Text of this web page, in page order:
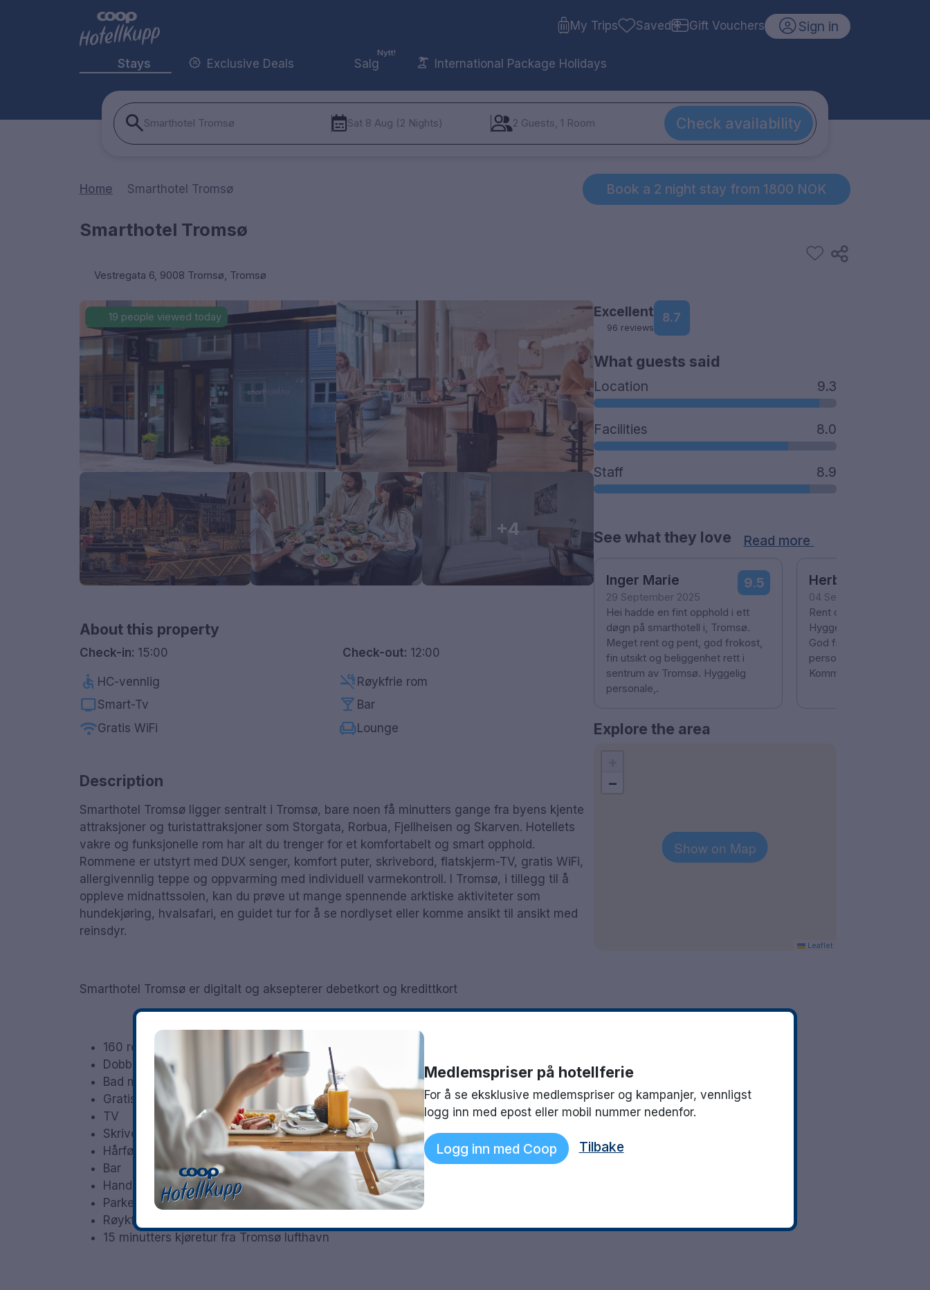
My Trips Saved Gift Vouchers Sign in
Stays Exclusive Deals
Nytt!
Salg International Package Holidays
Smarthotel Tromsø Sat 8 Aug (2 Nights) 2 Guests, 1 Room Check availability
Home Smarthotel Tromsø Book a 2 night stay from 1800 NOK
Smarthotel Tromsø
Vestregata 6, 9008 Tromsø, Tromsø
19 people viewed today
+4
About this property
Check-in: 15:00 Check-out: 12:00
accessible HC-vennlig smoke_free Røykfrie rom
tv Smart-Tv local_bar Bar
wifiGratis WiFi chairLounge
Description
Smarthotel Tromsø ligger sentralt i Tromsø, bare noen få minutters gange fra byens kjente
attraksjoner og turistattraksjoner som Storgata, Rorbua, Fjellheisen og Skarven. Hotellets
vakre og funksjonelle rom har alt du trenger for et komfortabelt og smart opphold.
Rommene er utstyrt med DUX senger, komfort puter, skrivebord, flatskjerm-TV, gratis WiFi,
allergivennlig teppe og oppvarming med individuell varmekontroll. I Tromsø, i tillegg til å
oppleve midnattssolen, kan du prøve ut mange spennende arktiske aktiviteter som
hundekjøring, hvalsafari, en guidet tur for å se nordlyset eller komme ansikt til ansikt med
reinsdyr.
Smarthotel Tromsø er digitalt og aksepterer debetkort og kredittkort
160 rom
Dobbeltrom
Bad med dusj
Gratis WiFi
TV
Skrivebord
Hårføner
Bar
Handicap-rom tilgjengelig
Parkering mot en avgift
Røykfritt
15 minutters kjøretur fra Tromsø lufthavn
Excellent
96 reviews
8.7
What guests said
Location 9.3
Facilities 8.0
Staff 8.9
See what they love Read more
Inger Marie
29 September 2025
9.5
Hei hadde en fint opphold i ett
døgn på smarthotell i, Tromsø.
Meget rent og pent, god frokost,
fin utsikt og beliggenhet rett i
sentrum av Tromsø. Hyggelig
personale,.
Herborg Alise
04 September 2025
Rent og ryddig hotell
Hyggelig personale i
God frokost og hyggelig
personale i frokost
Kommer gjerne igjen
Explore the area
Show on Map
−
Leaflet
Medlemspriser på hotellferie
For å se eksklusive medlemspriser og kampanjer, vennligst
logg inn med epost eller mobil nummer nedenfor.
Logg inn med Coop Tilbake